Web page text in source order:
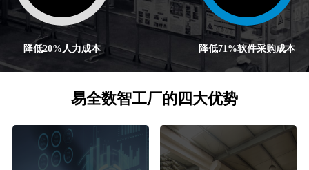
降低20%人力成本 降低71%软件采购成本
易全数智工厂的四大优势